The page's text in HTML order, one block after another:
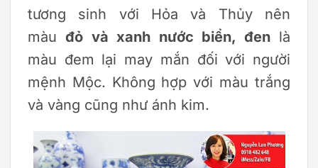
tương sinh với Hỏa và Thủy nên
màuđỏ và xanh nước biển, đenlà
màu đem lại may mắn đối với người
mệnh Mộc. Không hợp với màu trắng
và vàng cũng như ánh kim.